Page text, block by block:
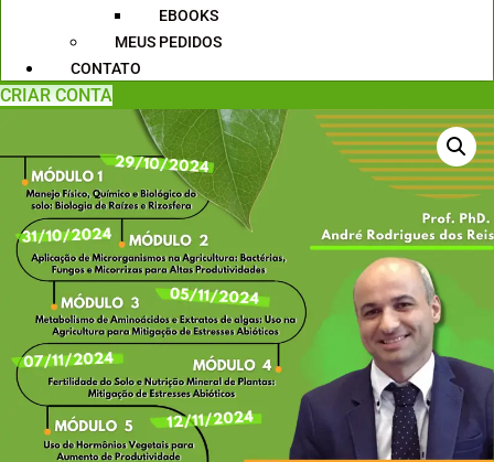
EBOOKS
MEUS PEDIDOS
CONTATO
CRIAR CONTA